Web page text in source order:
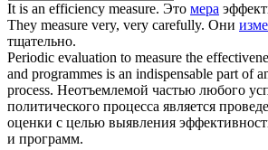
It is an efficiency measure. Это мера
They measure very, very carefully. Они
тщательно.
Periodic evaluation to measure the
and programmes is an indispensable part of
process. Неотъемлемой частью любого
политического процесса является
оценки с целью выявления
и программ.